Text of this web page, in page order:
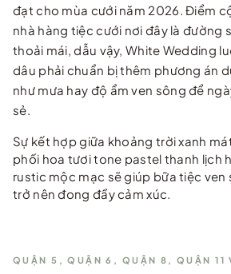
đạt cho mùa cưới năm 2026. Điểm
nhà hàng tiệc cưới nơi đây là đường
thoải mái, dẫu vậy, White Wedding
dâu phải chuẩn bị thêm phương án
như mưa hay độ ẩm ven sông để
sẻ.
Sự kết hợp giữa khoảng trời xanh
phối hoa tươi tone pastel thanh lịch
rustic mộc mạc sẽ giúp bữa tiệc ven
trở nên đong đầy cảm xúc.
QUẬN 5, QUẬN 6, QUẬN 8, QUẬN 11